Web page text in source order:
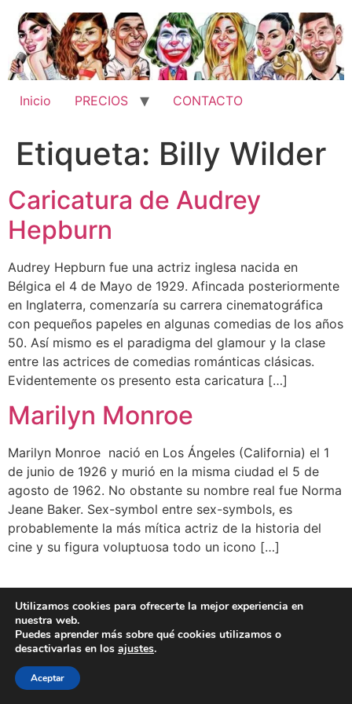
contenido
Inicio PRECIOS CONTACTO
Etiqueta: Billy Wilder
Caricatura de Audrey
Hepburn
Audrey Hepburn fue una actriz inglesa nacida en
Bélgica el 4 de Mayo de 1929. Afincada posteriormente
en Inglaterra, comenzaría su carrera cinematográfica
con pequeños papeles en algunas comedias de los años
50. Así mismo es el paradigma del glamour y la clase
entre las actrices de comedias románticas clásicas.
Evidentemente os presento esta caricatura […]
Marilyn Monroe
Marilyn Monroe nació en Los Ángeles (California) el 1
de junio de 1926 y murió en la misma ciudad el 5 de
agosto de 1962. No obstante su nombre real fue Norma
Jeane Baker. Sex-symbol entre sex-symbols, es
probablemente la más mítica actriz de la historia del
cine y su figura voluptuosa todo un icono […]
Utilizamos cookies para ofrecerte la mejor experiencia en
nuestra web.
Puedes aprender más sobre qué cookies utilizamos o
desactivarlas en los ajustes.
Aceptar